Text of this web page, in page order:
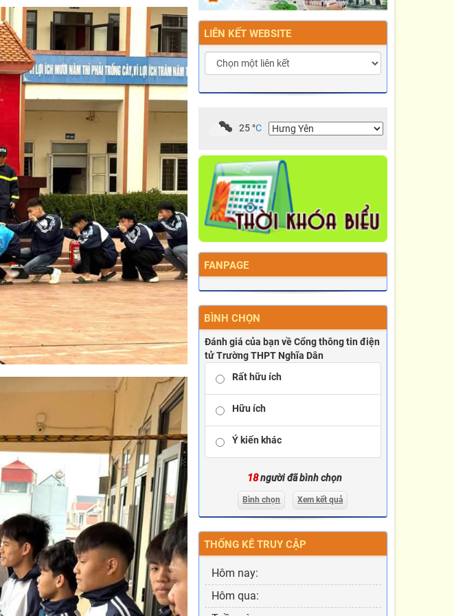
LIÊN KẾT WEBSITE
25°C
FANPAGE
BÌNH CHỌN
Đánh giá của bạn về Cổng thông tin điện
tử Trường THPT Nghĩa Dân
Rất hữu ích
Hữu ích
Ý kiến khác
18người đã bình chọn
Bình chọn Xem kết quả
THỐNG KÊ TRUY CẬP
Hôm nay:
Hôm qua: